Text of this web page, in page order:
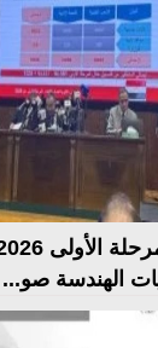
الهندسة صو...